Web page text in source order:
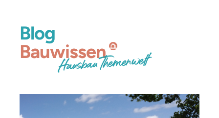
Blog
Bauwissen
Hausbau Themenwelt